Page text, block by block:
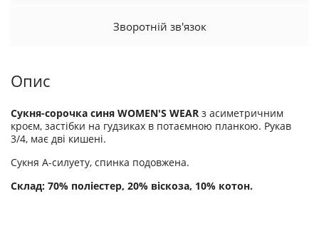
Зворотній зв'язок
Опис
Сукня-сорочка синя WOMEN'S WEAR з асиметричним
кроєм, застібки на гудзиках в потаємною планкою. Рукав
3/4, має дві кишені.
Сукня A-силуету, спинка подовжена.
Склад: 70% поліестер, 20% віскоза, 10% котон.